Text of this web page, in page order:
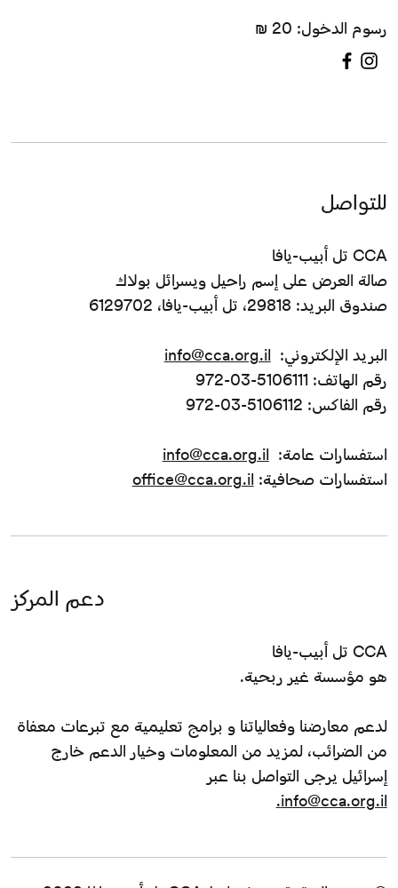
رسوم الدخول: 20 ₪
للتواصل
CCA تل أبيب-يافا
صالة العرض على إسم راحيل ويسرائل بولاك
صندوق البريد: 29818، تل أبيب-يافا، 6129702
البريد الإلكتروني: info@cca.org.il
رقم الهاتف: 5106111-03-972
رقم الفاكس: 5106112-03-972
استفسارات عامة: info@cca.org.il
استفسارات صحافية: office@cca.org.il
دعم المركز
CCA تل أبيب-يافا
هو مؤسسة غير ربحية.
لدعم معارضنا وفعالياتنا و برامج تعليمية مع تبرعات معفاة
من الضرائب، لمزيد من المعلومات وخيار الدعم خارج
إسرائيل يرجى التواصل بنا عبر
info@cca.org.il.